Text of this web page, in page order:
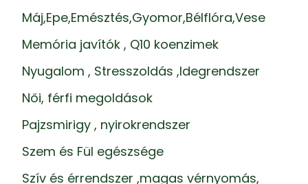
Máj,Epe,Emésztés,Gyomor,Bélflóra,Vese
Memória javítók , Q10 koenzimek
Nyugalom , Stresszoldás ,Idegrendszer
Női, férfi megoldások
Pajzsmirigy , nyirokrendszer
Szem és Fül egészsége
Szív és érrendszer ,magas vérnyomás,